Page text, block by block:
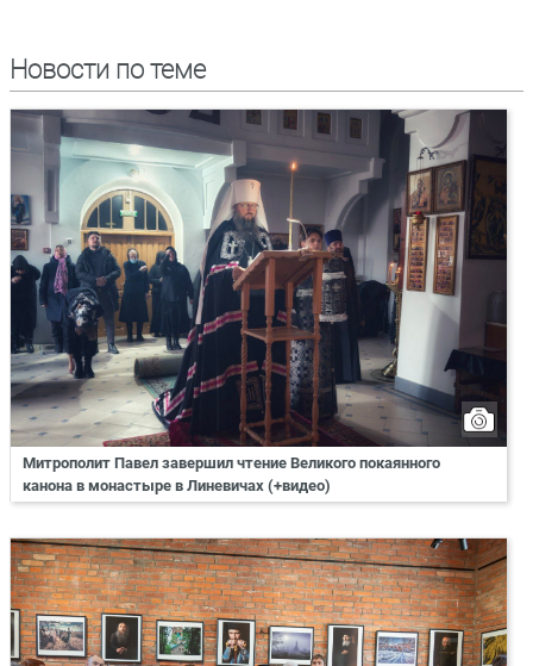
Новости по теме
Митрополит Павел завершил чтение Великого покаянного
канона в монастыре в Линевичах (+видео)